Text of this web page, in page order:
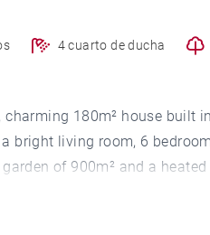
4 cuarto de ducha
180m² house built
bright living room, 6
of 900m² and a